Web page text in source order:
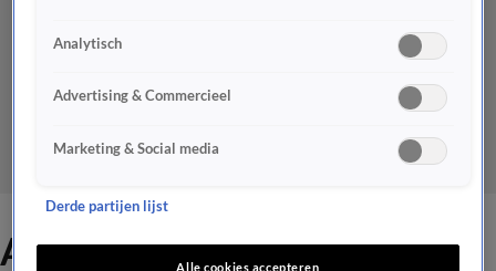
Arne Slot verkozen tot
Analytisch
Advertising & Commercieel
Marketing & Social media
Derde partijen lijst
Alle cookies accepteren